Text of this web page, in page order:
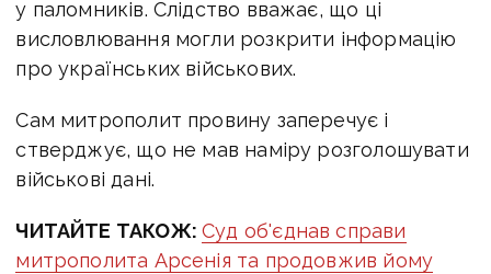
у паломників. Слідство вважає, що ці
висловлювання могли розкрити інформацію
про українських військових.
Сам митрополит провину заперечує і
стверджує, що не мав наміру розголошувати
військові дані.
ЧИТАЙТЕ ТАКОЖ:Суд об'єднав справи
митрополита Арсенія та продовжив йому